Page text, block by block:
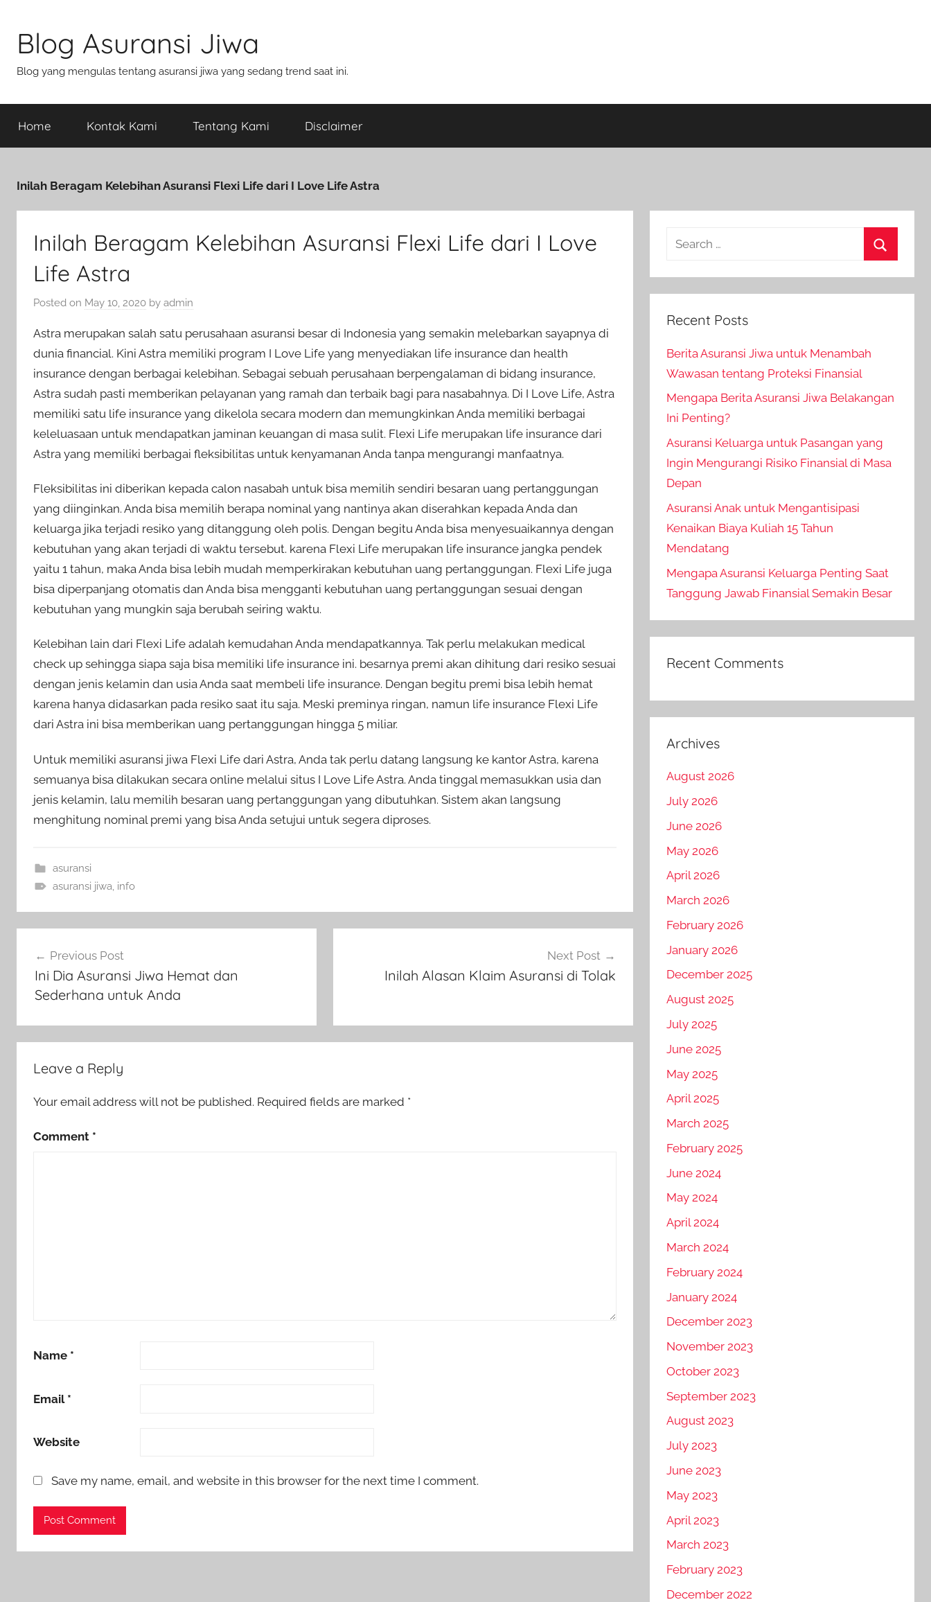
Blog Asuransi Jiwa
Blog yang mengulas tentang asuransi jiwa yang sedang trend saat ini.
Home Kontak Kami Tentang Kami Disclaimer
Inilah Beragam Kelebihan Asuransi Flexi Life dari I Love Life Astra
Inilah Beragam Kelebihan Asuransi Flexi Life dari I Love
Life Astra
Posted on May 10, 2020 by admin
Astra merupakan salah satu perusahaan asuransi besar di Indonesia yang semakin melebarkan sayapnya di
dunia financial. Kini Astra memiliki program I Love Life yang menyediakan life insurance dan health
insurance dengan berbagai kelebihan. Sebagai sebuah perusahaan berpengalaman di bidang insurance,
Astra sudah pasti memberikan pelayanan yang ramah dan terbaik bagi para nasabahnya. Di I Love Life, Astra
memiliki satu life insurance yang dikelola secara modern dan memungkinkan Anda memiliki berbagai
keleluasaan untuk mendapatkan jaminan keuangan di masa sulit. Flexi Life merupakan life insurance dari
Astra yang memiliki berbagai fleksibilitas untuk kenyamanan Anda tanpa mengurangi manfaatnya.
Fleksibilitas ini diberikan kepada calon nasabah untuk bisa memilih sendiri besaran uang pertanggungan
yang diinginkan. Anda bisa memilih berapa nominal yang nantinya akan diserahkan kepada Anda dan
keluarga jika terjadi resiko yang ditanggung oleh polis. Dengan begitu Anda bisa menyesuaikannya dengan
kebutuhan yang akan terjadi di waktu tersebut. karena Flexi Life merupakan life insurance jangka pendek
yaitu 1 tahun, maka Anda bisa lebih mudah memperkirakan kebutuhan uang pertanggungan. Flexi Life juga
bisa diperpanjang otomatis dan Anda bisa mengganti kebutuhan uang pertanggungan sesuai dengan
kebutuhan yang mungkin saja berubah seiring waktu.
Kelebihan lain dari Flexi Life adalah kemudahan Anda mendapatkannya. Tak perlu melakukan medical
check up sehingga siapa saja bisa memiliki life insurance ini. besarnya premi akan dihitung dari resiko sesuai
dengan jenis kelamin dan usia Anda saat membeli life insurance. Dengan begitu premi bisa lebih hemat
karena hanya didasarkan pada resiko saat itu saja. Meski preminya ringan, namun life insurance Flexi Life
dari Astra ini bisa memberikan uang pertanggungan hingga 5 miliar.
Untuk memiliki asuransi jiwa Flexi Life dari Astra, Anda tak perlu datang langsung ke kantor Astra, karena
semuanya bisa dilakukan secara online melalui situs I Love Life Astra. Anda tinggal memasukkan usia dan
jenis kelamin, lalu memilih besaran uang pertanggungan yang dibutuhkan. Sistem akan langsung
menghitung nominal premi yang bisa Anda setujui untuk segera diproses.
asuransi
asuransi jiwa info
Previous Post
Ini Dia Asuransi Jiwa Hemat dan
Sederhana untuk Anda
Next Post
Inilah Alasan Klaim Asuransi di Tolak
Leave a Reply
Your email address will not be published. Required fields are marked *
Comment *
Name *
Email *
Website
Save my name, email, and website in this browser for the next time I comment.
Recent Posts
Berita Asuransi Jiwa untuk Menambah
Wawasan tentang Proteksi Finansial
Mengapa Berita Asuransi Jiwa Belakangan
Ini Penting?
Asuransi Keluarga untuk Pasangan yang
Ingin Mengurangi Risiko Finansial di Masa
Depan
Asuransi Anak untuk Mengantisipasi
Kenaikan Biaya Kuliah 15 Tahun
Mendatang
Mengapa Asuransi Keluarga Penting Saat
Tanggung Jawab Finansial Semakin Besar
Recent Comments
Archives
August 2026
July 2026
June 2026
May 2026
April 2026
March 2026
February 2026
January 2026
December 2025
August 2025
July 2025
June 2025
May 2025
April 2025
March 2025
February 2025
June 2024
May 2024
April 2024
March 2024
February 2024
January 2024
December 2023
November 2023
October 2023
September 2023
August 2023
July 2023
June 2023
May 2023
April 2023
March 2023
February 2023
December 2022